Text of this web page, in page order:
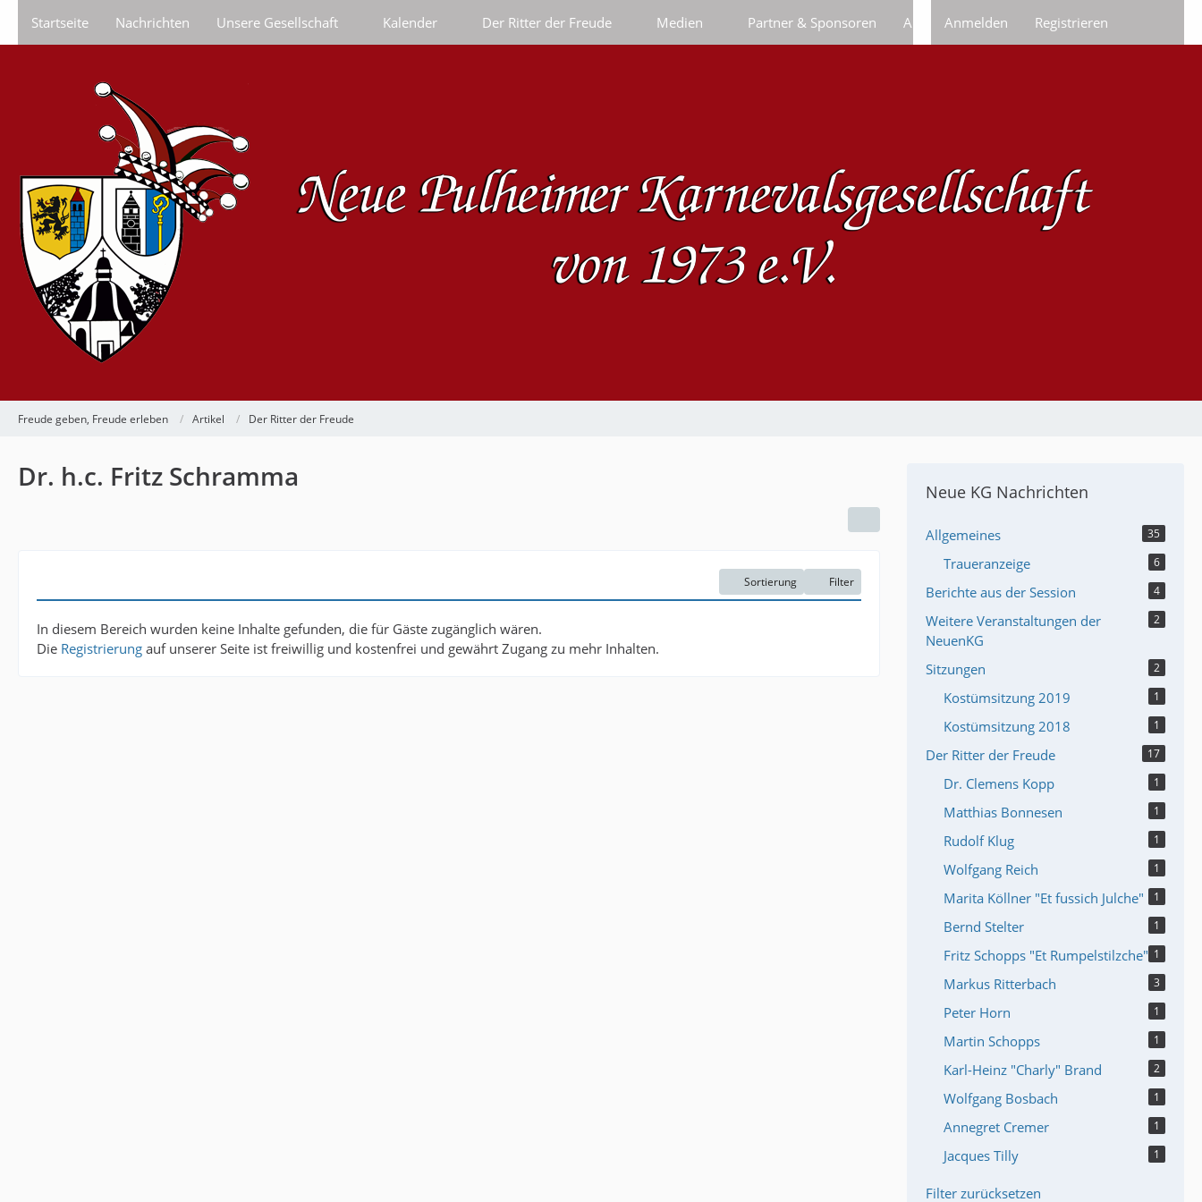
Startseite Nachrichten Unsere Gesellschaft Kalender Der Ritter der Freude Medien Partner & Sponsoren Anfragen/Bestellungen
Anmelden Registrieren
Freude geben, Freude erleben Artikel Der Ritter der Freude
Dr. h.c. Fritz Schramma
Sortierung Filter
In diesem Bereich wurden keine Inhalte gefunden, die für Gäste zugänglich wären.
Die Registrierung auf unserer Seite ist freiwillig und kostenfrei und gewährt Zugang zu mehr Inhalten.
Neue KG Nachrichten
Allgemeines 35
Traueranzeige 6
Berichte aus der Session 4
Weitere Veranstaltungen der
NeuenKG
2
Sitzungen 2
Kostümsitzung 2019 1
Kostümsitzung 2018 1
Der Ritter der Freude 17
Dr. Clemens Kopp 1
Matthias Bonnesen 1
Rudolf Klug 1
Wolfgang Reich 1
Marita Köllner "Et fussich Julche" 1
Bernd Stelter 1
Fritz Schopps "Et Rumpelstilzche" 1
Markus Ritterbach 3
Peter Horn 1
Martin Schopps 1
Karl-Heinz "Charly" Brand 2
Wolfgang Bosbach 1
Annegret Cremer 1
Jacques Tilly 1
Filter zurücksetzen